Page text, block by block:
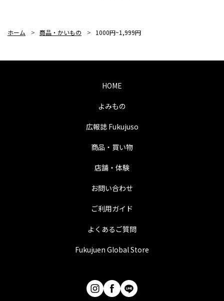
ホーム > 商品・かいもの > 1000円~1,999円
HOME
よみもの
広報誌 Fukujuso
商品・買い物
店舗・体験
お問い合わせ
ご利用ガイド
よくあるご質問
Fukujuen Global Store